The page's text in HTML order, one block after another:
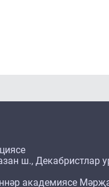
ш., Декабристлар
академиясе